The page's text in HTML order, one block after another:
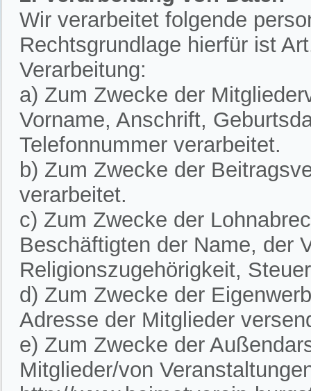
Wir verarbeitet folgende
Rechtsgrundlage hierfür ist
Verarbeitung:
a) Zum Zwecke der
Vorname, Anschrift,
Telefonnummer verarbeitet.
b) Zum Zwecke der
verarbeitet.
c) Zum Zwecke der
Beschäftigten der Name, der
Religionszugehörigkeit,
d) Zum Zwecke der
Adresse der Mitglieder
e) Zum Zwecke der
Mitglieder/von